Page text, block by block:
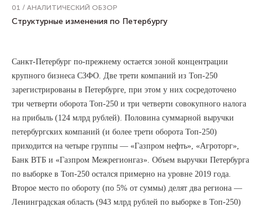
01 / АНАЛИТИЧЕСКИЙ ОБЗОР
Структурные изменения по Петербургу
Санкт-Петербург по-прежнему остается зоной концентрации
крупного бизнеса СЗФО. Две трети компаний из Топ-250
зарегистрированы в Петербурге, при этом у них сосредоточено
три четверти оборота Топ-250 и три четверти совокупного налога
на прибыль (124 млрд рублей). Половина суммарной выручки
петербургских компаний (и более трети оборота Топ-250)
приходится на четыре группы — «Газпром нефть», «Агроторг»,
Банк ВТБ и «Газпром Межрегионгаз». Объем выручки Петербурга
по выборке в Топ-250 остался примерно на уровне 2019 года.
Второе место по обороту (по 5% от суммы) делят два региона —
Ленинградская область (943 млрд рублей по выборке в Топ-250)